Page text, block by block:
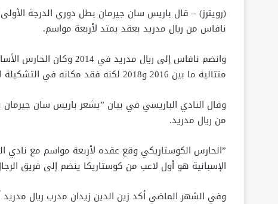
(رويترز) – قال باريس سان جيرمان بطل دوري الدرجة
نافاس من ريال مدريد بعقد يمتد لأربعة مواسم.
وانضم نافاس إلى ريال
متتالية ما بين 2016 و2018 لكنه فقد مكانه في التشكيلة الأساسية لصالح البلجيكي تيبو كورتوا خلال الموسم الماضي.
وقال النادي الباريسي في بيان ”يشعر باريس سان
من ريال مدريد.
الإسبانية هو أول لاعب من كوستاريكا ينضم إلى فريق
وفي الشهر الماضي أكد زين الدين زيدان مدرب ريال